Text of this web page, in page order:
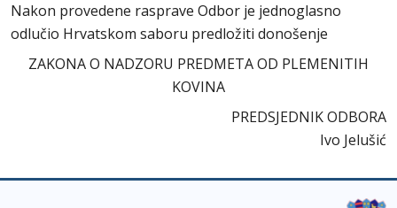
Nakon provedene rasprave Odbor je jednoglasno
odlučio Hrvatskom saboru predložiti donošenje
ZAKONA O NADZORU PREDMETA OD PLEMENITIH
KOVINA
PREDSJEDNIK ODBORA
Ivo Jelušić